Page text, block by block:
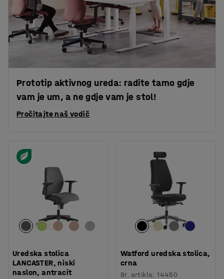
Prototip aktivnog ureda: radite tamo gdje
vam je um, a ne gdje vam je stol!
Pročitajte naš vodič
Uredska stolica
LANCASTER, niski
naslon, antracit
Watford uredska stolica,
crna
Br. artikla:14450